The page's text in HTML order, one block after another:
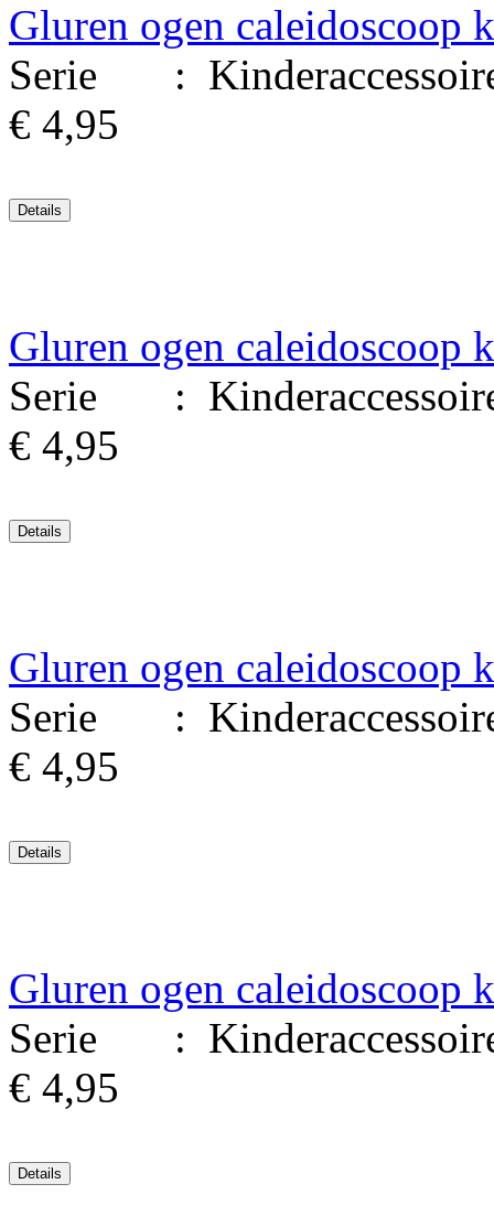
Gluren ogen caleidoscoop
Serie :
€ 4,95
Gluren ogen caleidoscoop
Serie :
€ 4,95
Gluren ogen caleidoscoop
Serie :
€ 4,95
Gluren ogen caleidoscoop
Serie :
€ 4,95